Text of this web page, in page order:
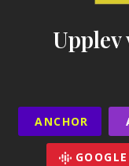
ANCHOR